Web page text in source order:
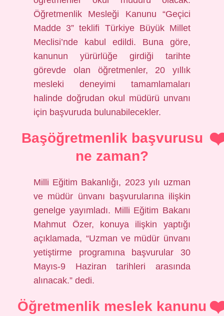
Öğretmenlik Mesleği Kanunu “Geçici
Madde 3” teklifi Türkiye Büyük Millet
Meclisi’nde kabul edildi. Buna göre,
kanunun yürürlüğe girdiği tarihte
görevde olan öğretmenler, 20 yıllık
mesleki deneyimi tamamlamaları
halinde doğrudan okul müdürü unvanı
için başvuruda bulunabilecekler.
Başöğretmenlik başvurusu
ne zaman?
Milli Eğitim Bakanlığı, 2023 yılı uzman
ve müdür ünvanı başvurularına ilişkin
genelge yayımladı. Milli Eğitim Bakanı
Mahmut Özer, konuya ilişkin yaptığı
açıklamada, “Uzman ve müdür ünvanı
yetiştirme programına başvurular 30
Mayıs-9 Haziran tarihleri ​​arasında
alınacak.” dedi.
Öğretmenlik meslek kanunu